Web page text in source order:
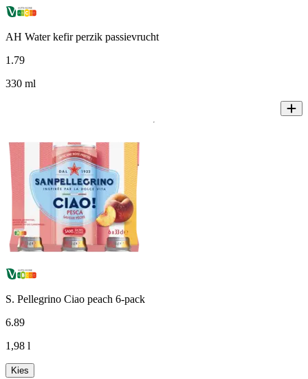
AH Water kefir perzik passievrucht
1 .79
330 ml
S. Pellegrino Ciao peach 6-pack
6.89
1,98 l
Kies